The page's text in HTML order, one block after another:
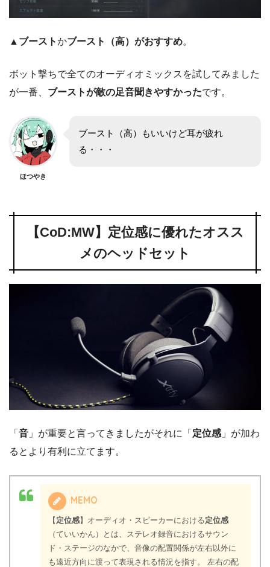
▲ ブーストかブースト（高）がおすすめ。
ボット撃ちで全てのオーディオミックスを試してみました
が一番、 ブーストが敵の足音聞きやすかったです。
ほつやき
ブースト（高）もいいけど耳が疲れ
る・・・
【CoD:MW】定位感に優れたオスス
メのヘッドセット
「 音 」が重要と言ってきましたがそれに「 定位感 」が加わ
るとより有利に立てます。
MEMO
【 定位感】オーディオ・スピーカーにおける定位感
（ていいかん）とは、ステレオ録音におけるサウン
ド・ステージのなかで、音像の配置関係が左右以外に
も遠近方向に渡って表現される情況を指す。 左右の配